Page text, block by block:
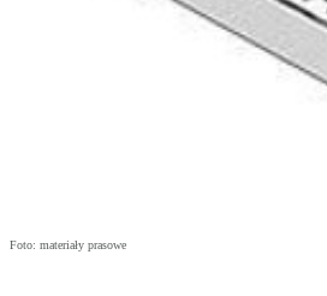
Foto: materiały prasowe